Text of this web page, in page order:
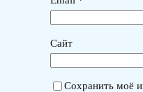
Сайт
Сохранить моё